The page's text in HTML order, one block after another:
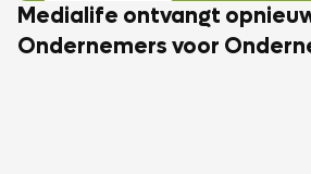
Medialife ontvangt
Ondernemers voor